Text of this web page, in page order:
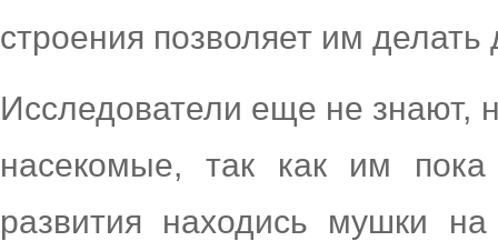
строения позволяет им делать
Исследователи еще не знают,
насекомые, так как им
развития находись мушки